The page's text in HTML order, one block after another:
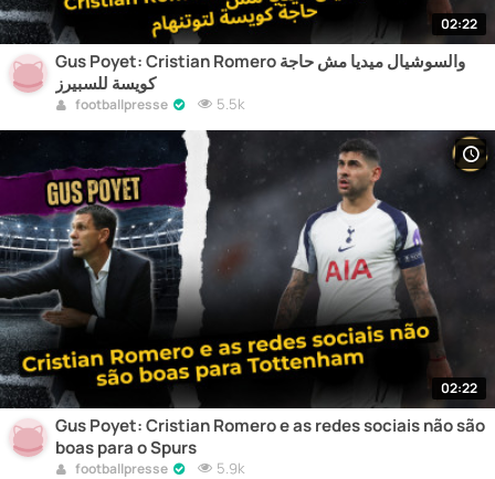
02:22
Gus Poyet: Cristian Romero والسوشيال ميديا مش حاجة
كويسة للسبيرز
footballpresse 5.5k
02:22
Gus Poyet: Cristian Romero e as redes sociais não são
boas para o Spurs
footballpresse 5.9k